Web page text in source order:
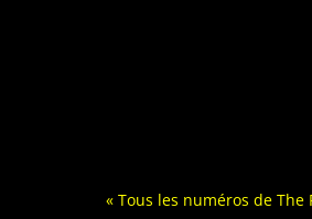
« Tous les numéros de The